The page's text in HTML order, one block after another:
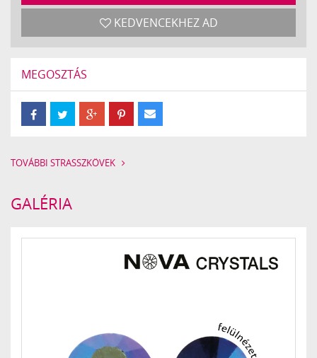
KEDVENCEKHEZ AD
MEGOSZTÁS
TOVÁBBI STRASSZKÖVEK
GALÉRIA